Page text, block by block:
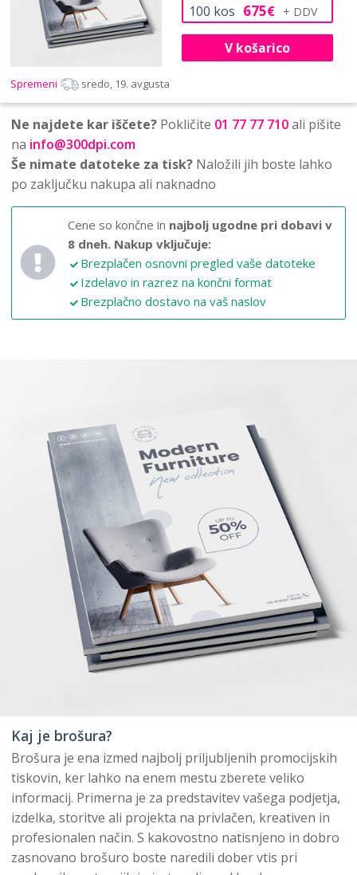
100 kos 675€
V košarico
Spremeni sredo, 19. avgusta
Ne najdete kar iščete? Pokličite 01 77 77 710ali pišite
na info@300dpi.com
Še nimate datoteke za tisk? Naložili jih boste lahko
po zaključku nakupa ali naknadno
Cene so končne in najbolj ugodne pri dobavi v
8 dneh. Nakup vključuje:
Brezplačen osnovni pregled vaše datoteke
Izdelavo in razrez na končni format
Brezplačno dostavo na vaš naslov
Kaj je brošura?
Brošura je ena izmed najbolj priljubljenih promocijskih
tiskovin, ker lahko na enem mestu zberete veliko
informacij. Primerna je za predstavitev vašega podjetja,
izdelka, storitve ali projekta na privlačen, kreativen in
profesionalen način. S kakovostno natisnjeno in dobro
zasnovano brošuro boste naredili dober vtis pri